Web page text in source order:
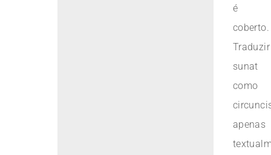
é
coberto.
Traduzir
sunat
como
apenas